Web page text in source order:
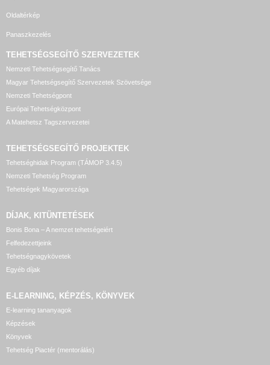
Oldaltérkép
Panaszkezelés
TEHETSÉGSEGÍTŐ SZERVEZETEK
Nemzeti Tehetségsegítő Tanács
Magyar Tehetségsegítő Szervezetek Szövetsége
Nemzeti Tehetségpont
Európai Tehetségközpont
A Matehetsz Tagszervezetei
TEHETSÉGSEGÍTŐ PROJEKTEK
Tehetséghidak Program (TÁMOP 3.4.5)
Nemzeti Tehetség Program
Tehetségek Magyarországa
DÍJAK, KITÜNTETÉSEK
Bonis Bona – A nemzet tehetségeiért
Felfedezettjeink
Tehetségnagykövetek
Egyéb díjak
E-LEARNING, KÉPZÉS, KÖNYVEK
E-learning tananyagok
Képzések
Könyvek
Tehetség Piactér (mentorálás)